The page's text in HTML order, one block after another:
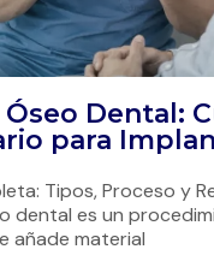
Dental:
para
Tipos, Proceso y
dental es un
añade material